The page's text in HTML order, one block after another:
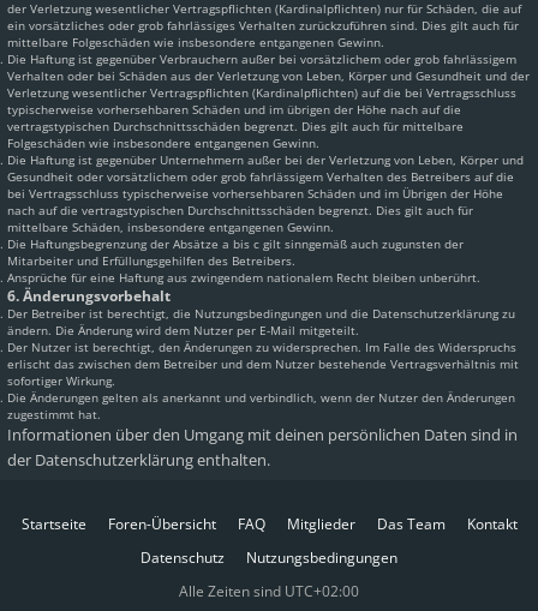
der Verletzung wesentlicher Vertragspflichten (Kardinalpflichten) nur für Schäden, die auf
ein vorsätzliches oder grob fahrlässiges Verhalten zurückzuführen sind. Dies gilt auch für
mittelbare Folgeschäden wie insbesondere entgangenen Gewinn.
Die Haftung ist gegenüber Verbrauchern außer bei vorsätzlichem oder grob fahrlässigem
Verhalten oder bei Schäden aus der Verletzung von Leben, Körper und Gesundheit und der
Verletzung wesentlicher Vertragspflichten (Kardinalpflichten) auf die bei Vertragsschluss
typischerweise vorhersehbaren Schäden und im übrigen der Höhe nach auf die
vertragstypischen Durchschnittsschäden begrenzt. Dies gilt auch für mittelbare
Folgeschäden wie insbesondere entgangenen Gewinn.
Die Haftung ist gegenüber Unternehmern außer bei der Verletzung von Leben, Körper und
Gesundheit oder vorsätzlichem oder grob fahrlässigem Verhalten des Betreibers auf die
bei Vertragsschluss typischerweise vorhersehbaren Schäden und im Übrigen der Höhe
nach auf die vertragstypischen Durchschnittsschäden begrenzt. Dies gilt auch für
mittelbare Schäden, insbesondere entgangenen Gewinn.
Die Haftungsbegrenzung der Absätze a bis c gilt sinngemäß auch zugunsten der
Mitarbeiter und Erfüllungsgehilfen des Betreibers.
Ansprüche für eine Haftung aus zwingendem nationalem Recht bleiben unberührt.
6. Änderungsvorbehalt
Der Betreiber ist berechtigt, die Nutzungsbedingungen und die Datenschutzerklärung zu
ändern. Die Änderung wird dem Nutzer per E-Mail mitgeteilt.
Der Nutzer ist berechtigt, den Änderungen zu widersprechen. Im Falle des Widerspruchs
erlischt das zwischen dem Betreiber und dem Nutzer bestehende Vertragsverhältnis mit
sofortiger Wirkung.
Die Änderungen gelten als anerkannt und verbindlich, wenn der Nutzer den Änderungen
zugestimmt hat.
Informationen über den Umgang mit deinen persönlichen Daten sind in
der Datenschutzerklärung enthalten.
Startseite Foren-Übersicht FAQ Mitglieder Das Team
Kontakt
Datenschutz
Nutzungsbedingungen
Alle Zeiten sind UTC+02:00